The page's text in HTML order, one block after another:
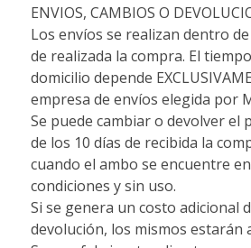
ENVIOS, CAMBIOS O
Los envíos se realizan dentro
de realizada la compra. El
domicilio depende
empresa de envíos elegida por
Se puede cambiar o devolver el
de los 10 días de recibida la
cuando el ambo se encuentre
condiciones y sin uso.
Si se genera un costo adicional
devolución, los mismos estarán